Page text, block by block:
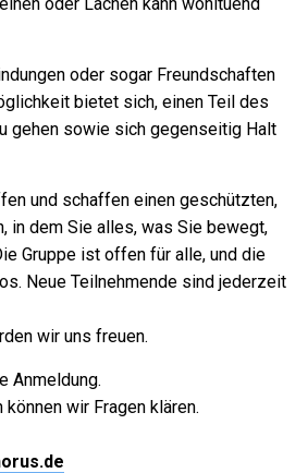
oder sogar Freundschaften
bietet sich, einen Teil des
gehen sowie sich gegenseitig Halt
und schaffen einen geschützten,
in dem Sie alles, was Sie bewegt,
Gruppe ist offen für alle, und die
Neue Teilnehmende sind jederzeit
wir uns freuen.
Anmeldung.
wir Fragen klären.